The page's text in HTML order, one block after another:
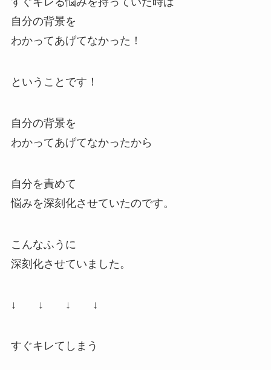
自分の背景を
わかってあげてなかった！
ということです！
自分の背景を
わかってあげてなかったから
自分を責めて
悩みを深刻化させていたのです。
こんなふうに
深刻化させていました。
↓ ↓ ↓ ↓
すぐキレてしまう